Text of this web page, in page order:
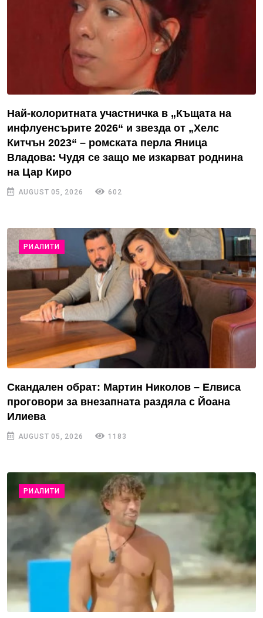
Най-колоритната участничка в „Къщата на
инфлуенсърите 2026“ и звезда от „Хелс
Китчън 2023“ – ромската перла Яница
Владова: Чудя се защо ме изкарват роднина
на Цар Киро
AUGUST 05, 2026 602
РИАЛИТИ
Скандален обрат: Мартин Николов – Елвиса
проговори за внезапната раздяла с Йоана
Илиева
AUGUST 05, 2026 1183
РИАЛИТИ